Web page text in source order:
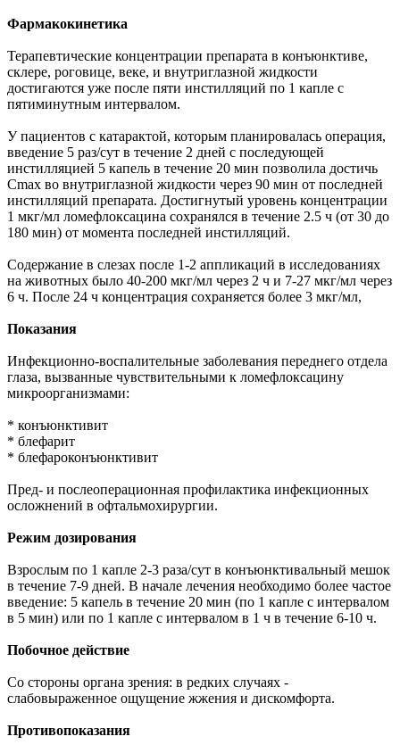
Фармакокинетика
Терапевтические концентрации препарата в конъюнктиве,
склере, роговице, веке, и внутриглазной жидкости
достигаются уже после пяти инстилляций по 1 капле с
пятиминутным интервалом.
У пациентов с катарактой, которым планировалась операция,
введение 5 раз/сут в течение 2 дней с последующей
инстилляцией 5 капель в течение 20 мин позволила достичь
Cmax во внутриглазной жидкости через 90 мин от последней
инстилляций препарата. Достигнутый уровень концентрации
1 мкг/мл ломефлоксацина сохранялся в течение 2.5 ч (от 30 до
180 мин) от момента последней инстилляций.
Содержание в слезах после 1-2 аппликаций в исследованиях
на животных было 40-200 мкг/мл через 2 ч и 7-27 мкг/мл через
6 ч. После 24 ч концентрация сохраняется более 3 мкг/мл,
Показания
Инфекционно-воспалительные заболевания переднего отдела
глаза, вызванные чувствительными к ломефлоксацину
микроорганизмами:
* конъюнктивит
* блефарит
* блефароконъюнктивит
Пред- и послеоперационная профилактика инфекционных
осложнений в офтальмохирургии.
Режим дозирования
Взрослым по 1 капле 2-3 раза/сут в конъюнктивальный мешок
в течение 7-9 дней. В начале лечения необходимо более частое
введение: 5 капель в течение 20 мин (по 1 капле с интервалом
в 5 мин) или по 1 капле с интервалом в 1 ч в течение 6-10 ч.
Побочное действие
Со стороны органа зрения: в редких случаях -
слабовыраженное ощущение жжения и дискомфорта.
Противопоказания